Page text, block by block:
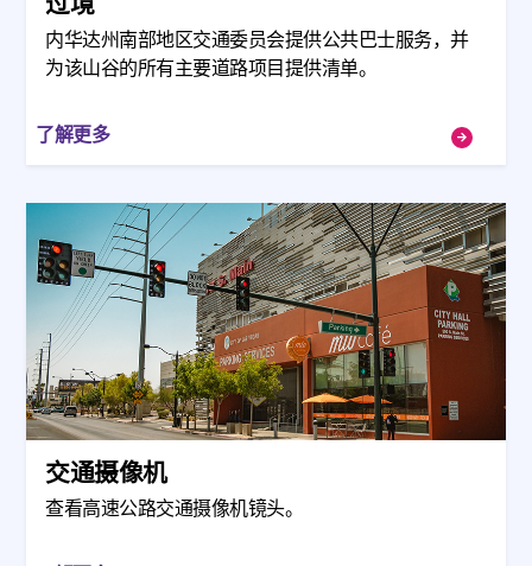
内华达州南部地区交通委员会提供公共巴士服务，并
为该山谷的所有主要道路项目提供清单。
了解更多
交通摄像机
查看高速公路交通摄像机镜头。